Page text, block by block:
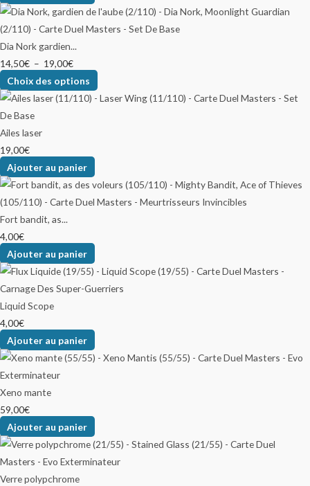
Dia Nork gardien...
14,50€ – 19,00€
Choix des options
Ailes laser
19,00€
Ajouter au panier
Fort bandit, as...
4,00€
Ajouter au panier
Liquid Scope
4,00€
Ajouter au panier
Xeno mante
59,00€
Ajouter au panier
Verre polypchrome